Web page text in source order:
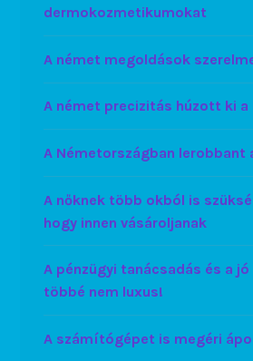
dermokozmetikumokat
A német megoldások
A német precizitás húzott ki a
A Németországban lerobbant
A nőknek több okból is
hogy innen vásároljanak
A pénzügyi tanácsadás és a
többé nem luxus!
A számítógépet is megéri